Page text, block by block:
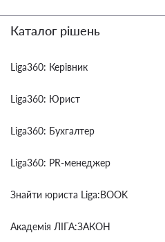
Каталог рішень
Liga360: Керівник
Liga360: Юрист
Liga360: Бухгалтер
Liga360: PR-менеджер
Знайти юриста Liga:BOOK
Академія ЛІГА:ЗАКОН